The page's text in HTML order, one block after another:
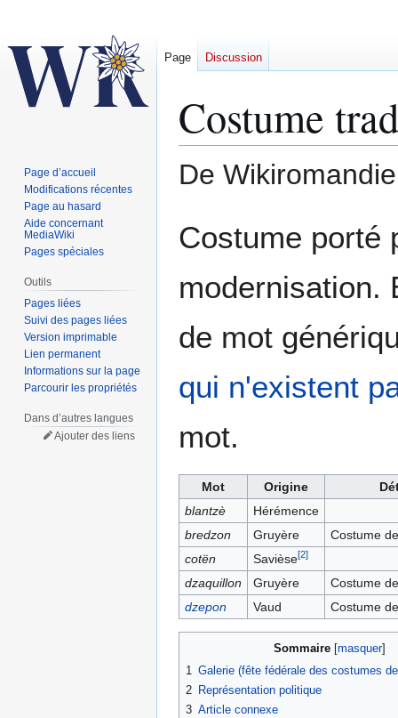
Costume
De
à
navigation
à
recherche
Costume porté
modernisation.
de mot
qui n'existent
mot.
Mot Origine
blantzè
Hérémence
bredzon
Gruyère
Costume
cotën
Savièse[2]
dzaquillon Gruyère
Costume
dzepon
Vaud Costume
Sommaire
1 Galerie (fête fédérale des costumes
2 Représentation politique
3 Article connexe
Page Discussion
Page d’accueil
Modifications récentes
Page au hasard
Aide concernant
MediaWiki
Pages spéciales
Outils
Pages liées
Suivi des pages liées
Version imprimable
Lien permanent
Informations sur la page
Parcourir les propriétés
Dans d’autres langues
Ajouter des liens